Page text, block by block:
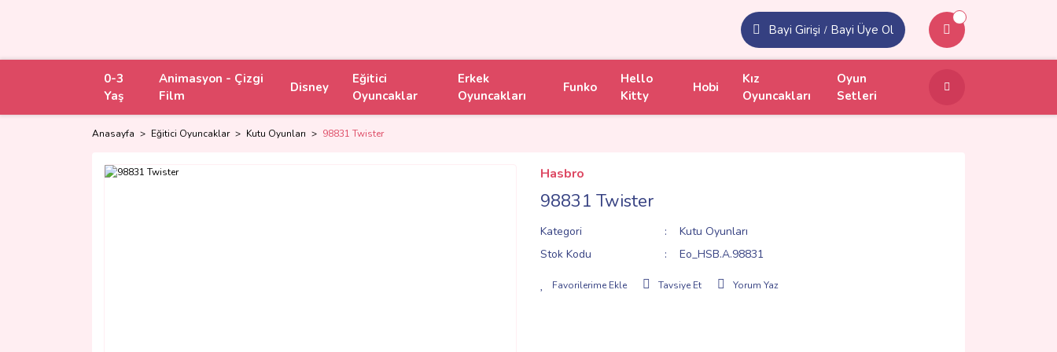
Bayi Girişi / Bayi Üye Ol
0-3
Yaş
Animasyon - Çizgi
Film
Disney
Eğitici
Oyuncaklar
Erkek
Oyuncakları
Funko
Hello
Kitty
Hobi
Kız
Oyuncakları
Oyun
Setleri
Anasayfa Eğitici Oyuncaklar Kutu Oyunları 98831 Twister
Hasbro
98831 Twister
Kategori
Kutu Oyunları
Stok Kodu
Eo_HSB.A.98831
Tavsiye Et Yorum Yaz